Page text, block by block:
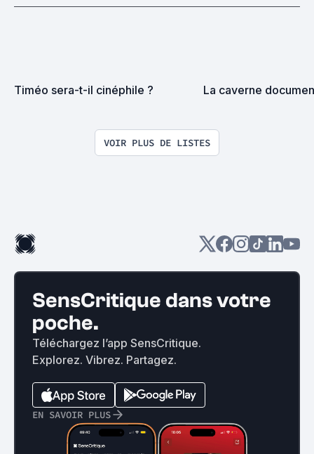
Timéo sera-t-il cinéphile ? La caverne
VOIR PLUS DE LISTES
SensCritique dans votre
poche.
Téléchargez l’app SensCritique.
Explorez. Vibrez. Partagez.
EN SAVOIR PLUS